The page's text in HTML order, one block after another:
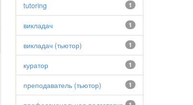
1
tutoring
1
викладач
1
викладач (тьютор)
1
куратор
1
преподаватель (тьютор)